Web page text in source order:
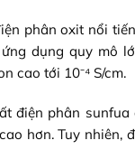
phân oxit nổi
dụng quy mô
cao tới 10⁻⁴ S/cm.
điện phân
hơn. Tuy